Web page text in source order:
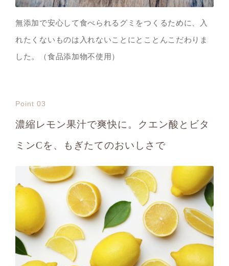
無添加で安心して食べられるグミをつくるために、入
れたくないものは入れないことにとことんこだわりま
した。（食品添加物不使用）
Point 03
濃縮レモン果汁で爽快に。クエン酸とビタ
ミンCを、もぎたてのおいしさで